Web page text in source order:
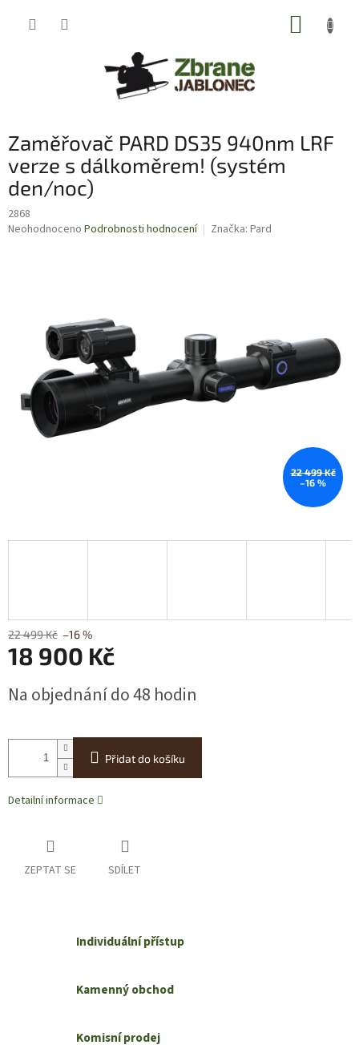
Zaměřovač PARD DS35 940nm LRF
verze s dálkoměrem! (systém
den/noc)
2868
Průměrné
hvězdiček.
Neohodnoceno Podrobnosti hodnocení Značka: Pard
22 499 Kč
–16 %
22 499 Kč –16 %
18 900 Kč
cena:
Na objednání do 48 hodin
Přidat do košíku
Detailní informace
ZEPTAT SE SDÍLET
Individuální přístup
Kamenný obchod
Komisní prodej